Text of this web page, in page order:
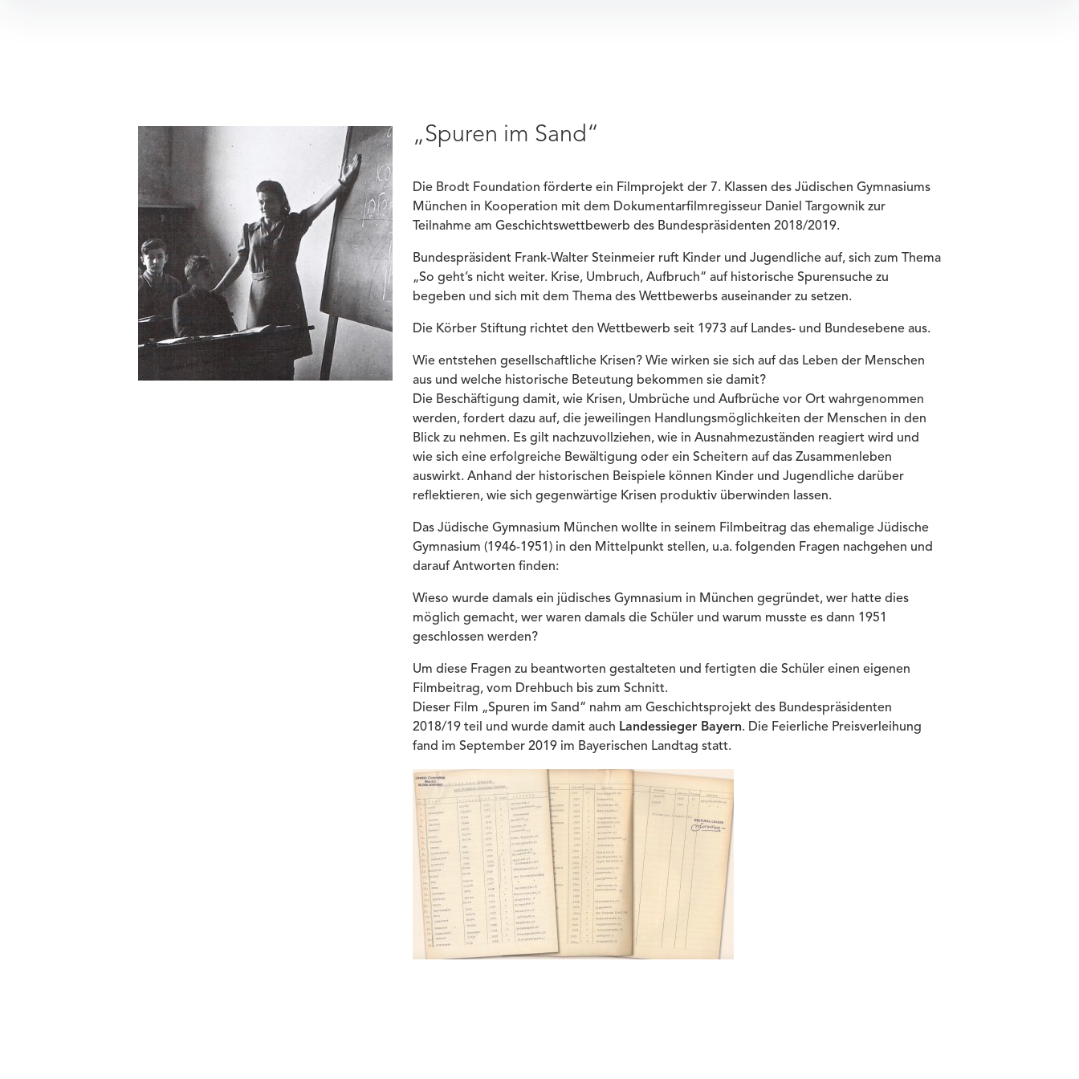
„Spuren im Sand“
Die Brodt Foundation förderte ein Filmprojekt der 7. Klassen des Jüdischen Gymnasiums
München in Kooperation mit dem Dokumentarfilmregisseur Daniel Targownik zur
Teilnahme am Geschichtswettbewerb des Bundespräsidenten 2018/2019.
Bundespräsident Frank-Walter Steinmeier ruft Kinder und Jugendliche auf, sich zum Thema
„So geht’s nicht weiter. Krise, Umbruch, Aufbruch“ auf historische Spurensuche zu
begeben und sich mit dem Thema des Wettbewerbs auseinander zu setzen.
Die Körber Stiftung richtet den Wettbewerb seit 1973 auf Landes- und Bundesebene aus.
Wie entstehen gesellschaftliche Krisen? Wie wirken sie sich auf das Leben der Menschen
aus und welche historische Beteutung bekommen sie damit?
Die Beschäftigung damit, wie Krisen, Umbrüche und Aufbrüche vor Ort wahrgenommen
werden, fordert dazu auf, die jeweilingen Handlungsmöglichkeiten der Menschen in den
Blick zu nehmen. Es gilt nachzuvollziehen, wie in Ausnahmezuständen reagiert wird und
wie sich eine erfolgreiche Bewältigung oder ein Scheitern auf das Zusammenleben
auswirkt. Anhand der historischen Beispiele können Kinder und Jugendliche darüber
reflektieren, wie sich gegenwärtige Krisen produktiv überwinden lassen.
Das Jüdische Gymnasium München wollte in seinem Filmbeitrag das ehemalige Jüdische
Gymnasium (1946-1951) in den Mittelpunkt stellen, u.a. folgenden Fragen nachgehen und
darauf Antworten finden:
Wieso wurde damals ein jüdisches Gymnasium in München gegründet, wer hatte dies
möglich gemacht, wer waren damals die Schüler und warum musste es dann 1951
geschlossen werden?
Um diese Fragen zu beantworten gestalteten und fertigten die Schüler einen eigenen
Filmbeitrag, vom Drehbuch bis zum Schnitt.
Dieser Film „Spuren im Sand“ nahm am Geschichtsprojekt des Bundespräsidenten
2018/19 teil und wurde damit auch Landessieger Bayern. Die Feierliche Preisverleihung
fand im September 2019 im Bayerischen Landtag statt.